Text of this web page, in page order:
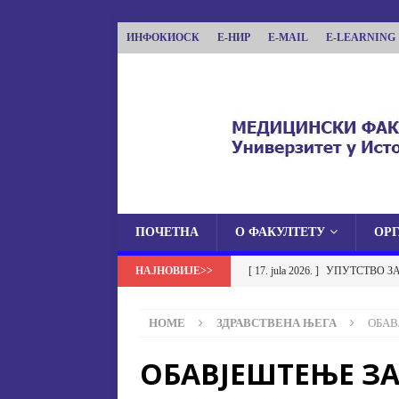
ИНФОКИОСК Е-НИР E-MAIL E-LEARNING
МЕДИЦИНСКИ
МЕДИЦИНСКИ ФАКУЛТЕТ
ПОЧЕТНА О ФАКУЛТЕТУ
[ 17. jula 2026. ] УПУТСТВО
ОБАВЈЕШТЕЊА
HOME ЗДРАВСТВЕНА ЊЕГА
ОБАВЈЕШТЕЊЕ